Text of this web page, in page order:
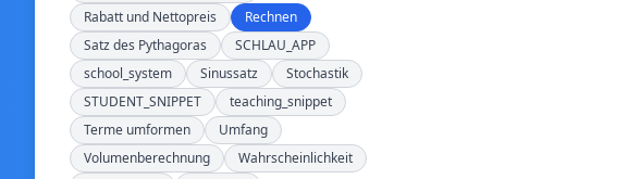
Rabatt und Nettopreis
Rechnen
Satz des Pythagoras
SCHLAU_APP
school_system
Sinussatz
Stochastik
STUDENT_SNIPPET
teaching_snippet
Terme umformen
Umfang
Volumenberechnung
Wahrscheinlichkeit